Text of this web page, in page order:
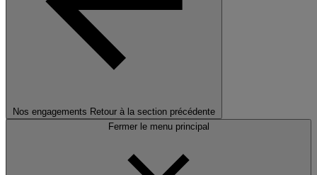
Nos engagements Retour à la section précédente
Fermer le menu principal